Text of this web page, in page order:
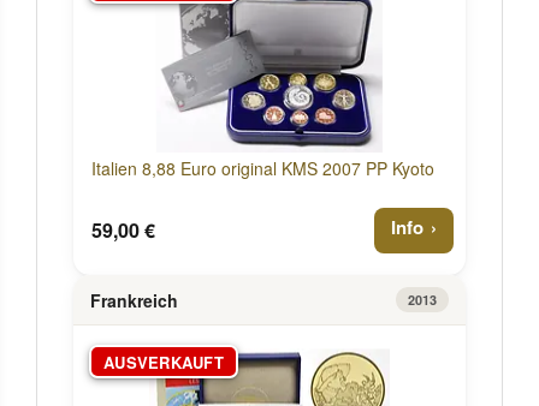
Italien 8,88 Euro original KMS 2007 PP Kyoto
59,00 € Info
Frankreich 2013
AUSVERKAUFT